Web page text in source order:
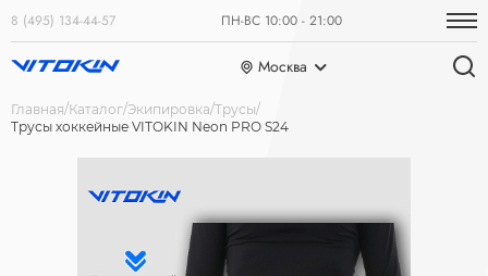
8 (495) 134-44-57 ПН-ВС 10:00 - 21:00
Москва
Главная Каталог Экипировка Трусы
Трусы хоккейные VITOKIN Neon PRO S24